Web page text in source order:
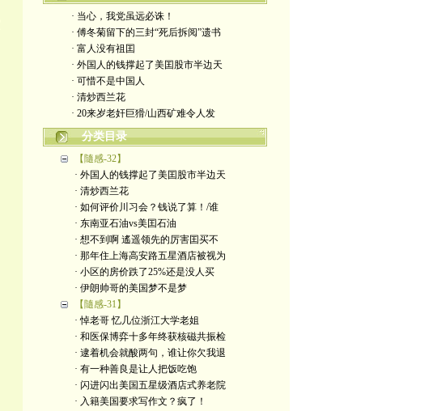
· 当心，我党虽远必诛！
· 傅冬菊留下的三封“死后拆阅”遗书
· 富人没有祖囯
· 外国人的钱撑起了美囯股市半边天
· 可惜不是中国人
· 清炒西兰花
· 20来岁老奸巨猾/山西矿难令人发
分类目录
【隨感-32】
· 外国人的钱撑起了美囯股市半边天
· 清炒西兰花
· 如何评价川习会？钱说了算！/谁
· 东南亚石油vs美囯石油
· 想不到啊 遙遥领先的厉害囯买不
· 那年住上海高安路五星酒店被视为
· 小区的房价跌了25%还是没人买
· 伊朗帅哥的美国梦不是梦
【隨感-31】
· 悼老哥 忆几位浙江大学老姐
· 和医保博弈十多年终获核磁共振检
· 逮着机会就酸两句，谁让你欠我退
· 有一种善良是让人把饭吃饱
· 闪进闪出美国五星级酒店式养老院
· 入籍美国要求写作文？疯了！